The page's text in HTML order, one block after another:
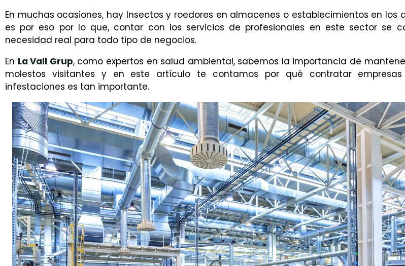
En muchas ocasiones, hay Insectos y roedores en almacenes o establecimientos en los
es por eso por lo que, contar con los servicios de profesionales en este sector se
necesidad real para todo tipo de negocios.
En La Vall Grup, como expertos en salud ambiental, sabemos la importancia de
molestos visitantes y en este artículo te contamos por qué contratar
infestaciones es tan importante.